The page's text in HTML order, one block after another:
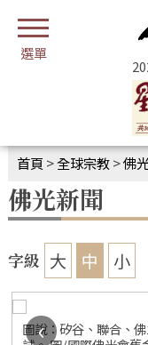
首頁 >全球宗教>佛
佛光新聞
字級 大 中 小
圖說：矽谷、聯合、
‹